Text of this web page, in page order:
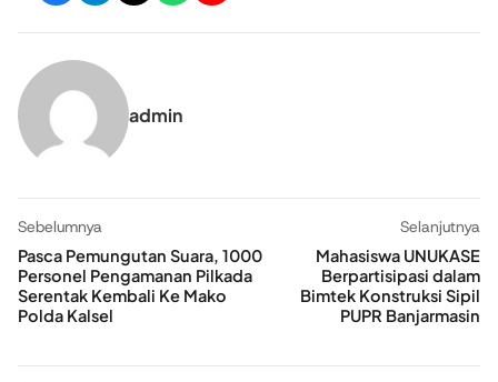
admin
Sebelumnya
Pasca Pemungutan Suara, 1000
Personel Pengamanan Pilkada
Serentak Kembali Ke Mako
Polda Kalsel
Selanjutnya
Mahasiswa UNUKASE
Berpartisipasi dalam
Bimtek Konstruksi Sipil
PUPR Banjarmasin